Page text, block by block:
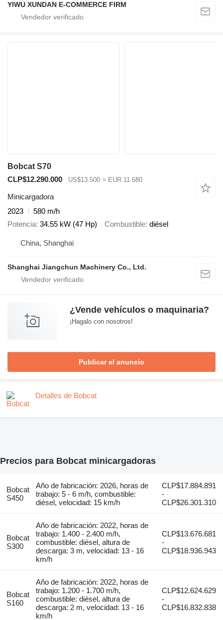
YIWU XUNDAN E-COMMERCE FIRM
Bobcat S70
CLP$12.290.000
US$13.500 ≈ EUR 11.680
Minicargadora
2023
580 m/h
Potencia 34.55 kW (47 Hp) Combustible diésel
China, Shanghai
Shanghai Jiangchun Machinery Co., Ltd.
¿Vende vehículos o maquinaria?
¡Hagalo con nosotros!
Publicar el anuncio
Detalles de Bobcat
Precios para Bobcat minicargadoras
Bobcat
S450
Año de fabricación: 2026, horas de
trabajo: 5 - 6 m/h, combustible:
diésel, velocidad: 15 km/h
CLP$17.884.891
-
CLP$26.301.310
Bobcat
S300
Año de fabricación: 2022, horas de
trabajo: 1.400 - 2.400 m/h,
combustible: diésel, altura de
descarga: 3 m, velocidad: 13 - 16
km/h
CLP$13.676.681
-
CLP$18.936.943
Bobcat
S160
Año de fabricación: 2022, horas de
trabajo: 1.200 - 1.700 m/h,
combustible: diésel, altura de
descarga: 2 m, velocidad: 13 - 16
km/h
CLP$12.624.629
-
CLP$16.832.838